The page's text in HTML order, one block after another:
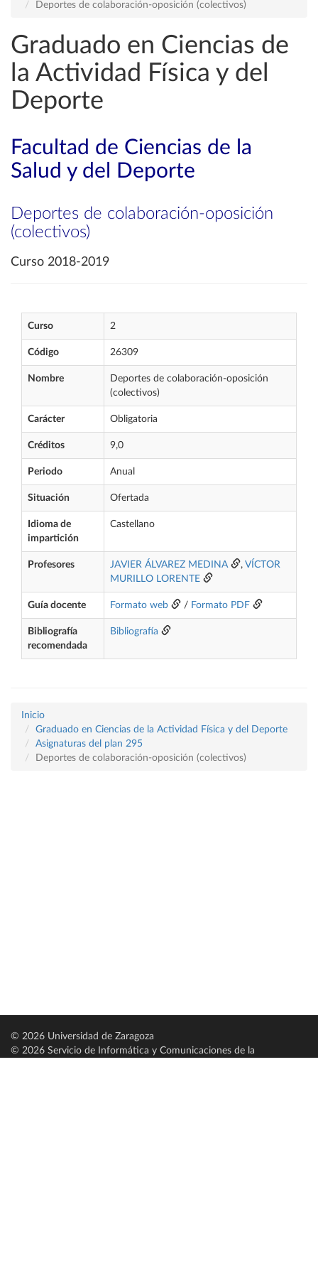
Deportes de colaboración-oposición (colectivos)
Graduado en Ciencias de
la Actividad Física y del
Deporte
Facultad de Ciencias de la
Salud y del Deporte
Deportes de colaboración-oposición
(colectivos)
Curso 2018-2019
Curso 2
Código 26309
Nombre
Deportes de colaboración-oposición
(colectivos)
Carácter Obligatoria
Créditos 9,0
Periodo Anual
Situación Ofertada
Idioma de
impartición
Castellano
Profesores JAVIER ÁLVAREZ MEDINA , VÍCTOR
MURILLO LORENTE
Guía docente Formato web / Formato PDF
Bibliografía
recomendada
Bibliografía
Inicio
Graduado en Ciencias de la Actividad Física y del Deporte
Asignaturas del plan 295
Deportes de colaboración-oposición (colectivos)
© 2026 Universidad de Zaragoza
© 2026 Servicio de Informática y Comunicaciones de la